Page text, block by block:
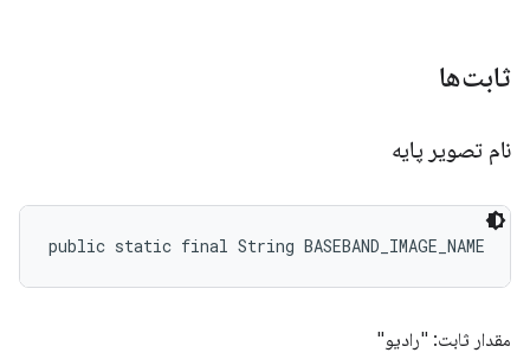
ثابت‌ها
نام تصویر پایه
public static final String BASEBAND_IMAGE_NAME
مقدار ثابت: "رادیو"